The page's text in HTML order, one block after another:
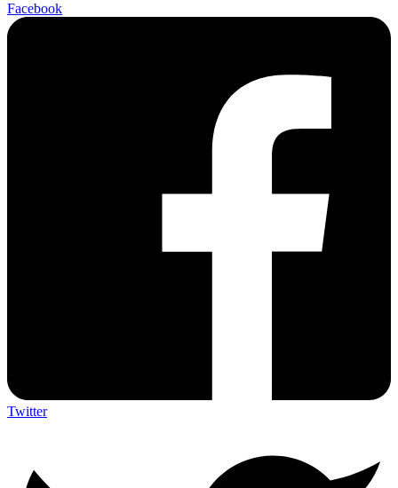
Facebook
Twitter